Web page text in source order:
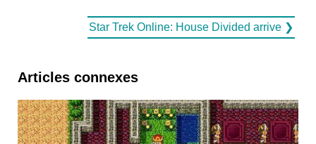
Star Trek Online: House Divided arrive ❯
Articles connexes